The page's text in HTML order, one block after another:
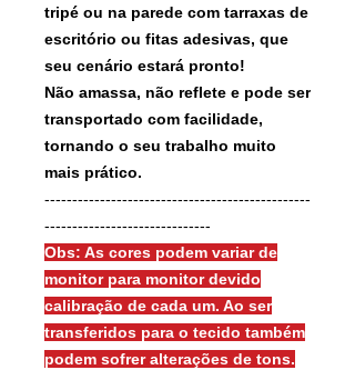
tripé ou na parede com tarraxas de
escritório ou fitas adesivas, que
seu cenário estará pronto!
Não amassa, não reflete e pode ser
transportado com facilidade,
tornando o seu trabalho muito
mais prático.
------------------------------------------------
------------------------------
Obs: As cores podem variar de
monitor para monitor devido
calibração de cada um. Ao ser
transferidos para o tecido também
podem sofrer alterações de tons.